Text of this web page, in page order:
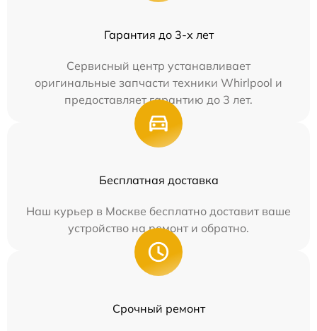
Гарантия до 3-х лет
Сервисный центр устанавливает
оригинальные запчасти техники Whirlpool и
предоставляет гарантию до 3 лет.
Бесплатная доставка
Наш курьер в Москве бесплатно доставит ваше
устройство на ремонт и обратно.
Срочный ремонт